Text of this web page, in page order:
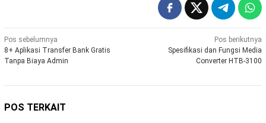
Navigasi
pos
Pos sebelumnya
8+ Aplikasi Transfer Bank Gratis
Tanpa Biaya Admin
Pos berikutnya
Spesifikasi dan Fungsi Media
Converter HTB-3100
POS TERKAIT